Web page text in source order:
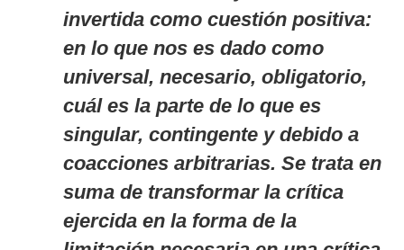
invertida como cuestión positiva:
en lo que nos es dado como
universal, necesario, obligatorio,
cuál es la parte de lo que es
singular, contingente y debido a
coacciones arbitrarias. Se trata en
suma de transformar la crítica
ejercida en la forma de la